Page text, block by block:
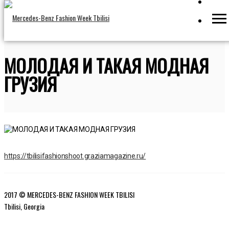
МОЛОДАЯ И ТАКАЯ МОДНАЯ
ГРУЗИЯ
https://tbilisifashionshoot.graziamagazine.ru/
2017 © MERCEDES-BENZ FASHION WEEK TBILISI
Tbilisi, Georgia